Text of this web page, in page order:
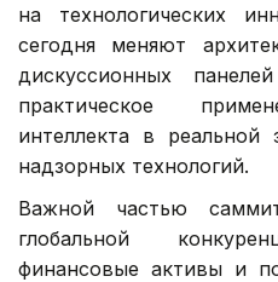
на технологических
сегодня меняют
дискуссионных
практическое
интеллекта в
надзорных технологий.
Важной частью
глобальной
финансовые активы и